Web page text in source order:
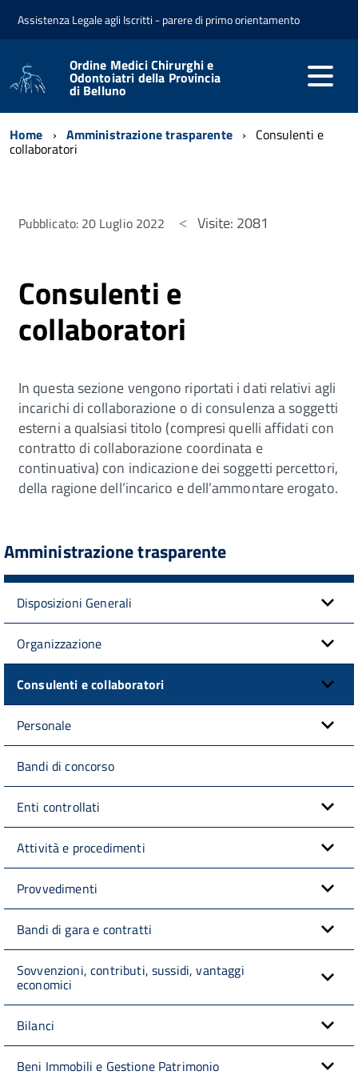
Assistenza Legale agli Iscritti - parere di primo orientamento
Ordine Medici Chirurghi e
Odontoiatri della Provincia
di Belluno
Home Amministrazione trasparente Consulenti e
collaboratori
Pubblicato: 20 Luglio 2022 Visite: 2081
Consulenti e
collaboratori
In questa sezione vengono riportati i dati relativi agli
incarichi di collaborazione o di consulenza a soggetti
esterni a qualsiasi titolo (compresi quelli affidati con
contratto di collaborazione coordinata e
continuativa) con indicazione dei soggetti percettori,
della ragione dell’incarico e dell’ammontare erogato.
Amministrazione trasparente
Disposizioni Generali
Organizzazione
Consulenti e collaboratori
Personale
Bandi di concorso
Enti controllati
Attività e procedimenti
Provvedimenti
Bandi di gara e contratti
Sovvenzioni, contributi, sussidi, vantaggi
economici
Bilanci
Beni Immobili e Gestione Patrimonio